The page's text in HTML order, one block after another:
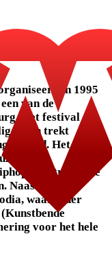
in 1995
van de
Het festival
en trekt
tot oud. Het
elektronische
Naast het
waaronder
voor het hele